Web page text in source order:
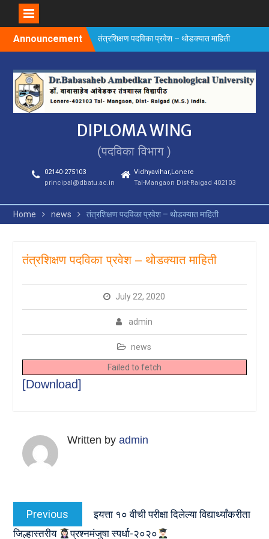
SkipAnnouncement तंत्रशिक्षण पदविका प्रवेश – थोडक्यात माहिती
DIPLOMA WING
(पदविका विभाग )
02140-275103
principal@dbatu.ac.in
Vidhyavihar,Lonere
Tal-Mangaon Dist-Raigad 402103
Home news तंत्रशिक्षण पदविका प्रवेश – थोडक्यात माहिती
तंत्रशिक्षण पदविका प्रवेश – थोडक्यात माहिती
July 22, 2020
admin
news
Failed to fetch
[Download]
Written by admin
Post
navigation
Previous
post:
इयत्ता १० वीची परीक्षा दिलेल्या विद्यार्थ्यांकरीता
जिल्हास्तरीय
प्रश्नमंजुषा स्पर्धा-२०२०